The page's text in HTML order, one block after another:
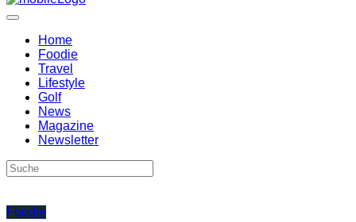
Home
Foodie
Travel
Lifestyle
Golf
News
Magazine
Newsletter
Foodie